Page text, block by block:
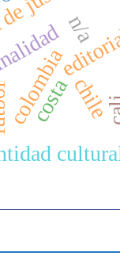
n/a
justicia
colombiachile
costa